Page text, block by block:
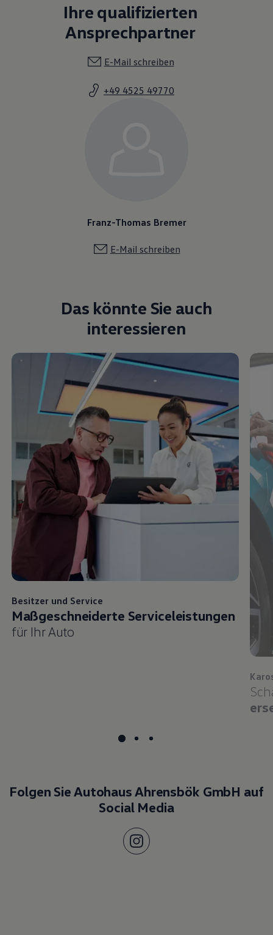
Ihre qualifizierten
Ansprechpartner
E-Mail schreiben
+49 4525 49770
Franz-Thomas Bremer
E-Mail schreiben
Das könnte Sie auch
interessieren
Besitzer und Service
Maßgeschneiderte Serviceleistungen
für Ihr Auto
Folgen Sie Autohaus Ahrensbök GmbH auf
Social Media